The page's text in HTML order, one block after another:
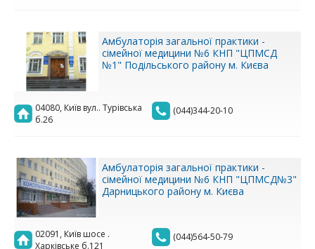
Амбулаторія загальної практики -
сімейної медицини №6 КНП "ЦПМСД
№1" Подільського району м. Києва
04080, Київ вул.. Турівська
б.26
(044)344-20-10
Амбулаторія загальної практики -
сімейної медицини №6 КНП "ЦПМСД№3"
Дарницького району м. Києва
02091, Київ шосе .
Харківське б.121
(044)564-50-79